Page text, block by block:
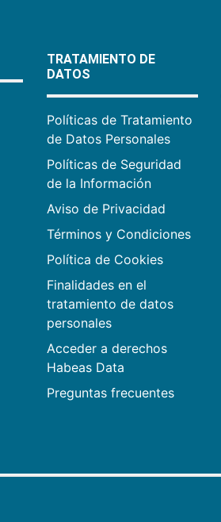
TRATAMIENTO DE
DATOS
Políticas de Tratamiento
de Datos Personales
Políticas de Seguridad
de la Información
Aviso de Privacidad
Términos y Condiciones
Política de Cookies
Finalidades en el
tratamiento de datos
personales
Acceder a derechos
Habeas Data
Preguntas frecuentes